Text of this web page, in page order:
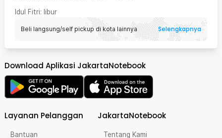
Idul Fitri: libur
Beli langsung/self pickup di kota lainnya Selengkapnya
Download Aplikasi JakartaNotebook
Layanan Pelanggan
Bantuan
JakartaNotebook
Tentang Kami